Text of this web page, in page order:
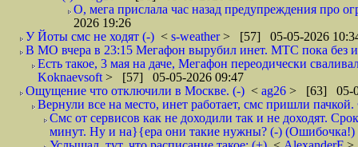
О, мега прислала час назад предупреждения про
2026 19:26
У Йоты смс не ходят (-) < s-weather> [57] 05-05-2026
В МО вчера в 23:15 Мегафон вырубил инет. МТС пока без
Есть такое, 3 мая на даче, Мегафон переодически
Koknaevsoft > [57] 05-05-2026 09:47
Ощущение что отключили в Москве. (-) < ag26 > [63] 05-
Вернули все на место, инет работает, смс пришли
Смс от сервисов как не доходили так и не доходят.
минут. Ну и на}{ера они такие нужны? (-) (Ошибочка!)